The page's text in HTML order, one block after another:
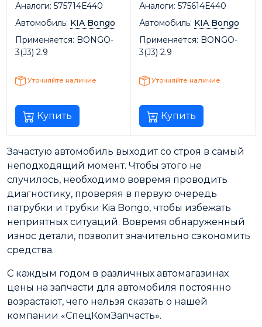
Аналоги: 575714E440
Автомобиль: KIA Bongo
Применяется: BONGO-
3(J3) 2.9
Уточняйте наличие
Купить
Аналоги: 575614E440
Автомобиль: KIA Bongo
Применяется: BONGO-
3(J3) 2.9
Уточняйте наличие
Купить
Зачастую автомобиль выходит со строя в самый
неподходящий момент. Чтобы этого не
случилось, необходимо вовремя проводить
диагностику, проверяя в первую очередь
патрубки и трубки Kia Bongo, чтобы избежать
неприятных ситуаций. Вовремя обнаруженный
износ детали, позволит значительно сэкономить
средства.
С каждым годом в различных автомагазинах
цены на запчасти для автомобиля постоянно
возрастают, чего нельзя сказать о нашей
компании «СпецКомЗапчасть».